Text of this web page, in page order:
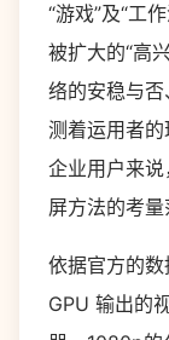
“游戏”及“工
被扩大的“高
络的安稳与
测着运用者
企业用户来说
屏方法的考量
依据官方的
GPU 输出的